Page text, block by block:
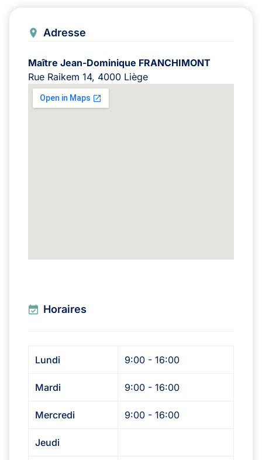
Adresse
Maître Jean-Dominique FRANCHIMONT
Rue Raikem 14, 4000 Liège
Horaires
Lundi 9:00 - 16:00
Mardi 9:00 - 16:00
Mercredi 9:00 - 16:00
Jeudi